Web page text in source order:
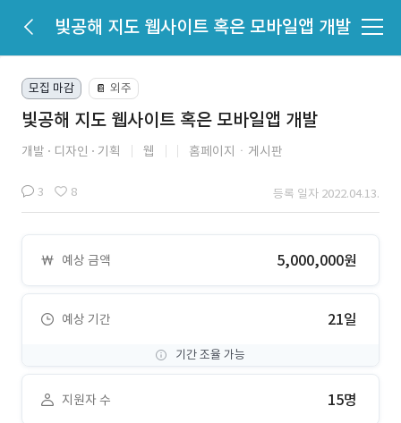
빛공해 지도 웹사이트 혹은 모바일앱 개발
모집 마감 📔 외주
빛공해 지도 웹사이트 혹은 모바일앱 개발
개발 디자인 기획 웹 홈페이지ㆍ게시판
3 8 등록 일자 2022.04.13.
예상 금액 5,000,000원
예상 기간 21일
기간 조율 가능
지원자 수 15명